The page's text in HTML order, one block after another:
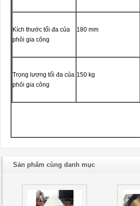
Kích thước tối đa của
phôi gia công
180 mm
Trọng lượng tối đa của
phôi gia công
150 kg
Sản phẩm cùng danh mục